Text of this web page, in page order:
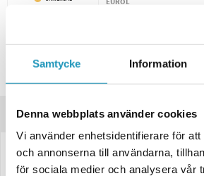
Samtycke Information
Denna webbplats använder cookies
Vi använder enhetsidentifierare för
och annonserna till användarna,
för sociala medier och analysera vår
279 kr (ink. moms)
20 + I LAGER
Produktinformation
Komplett ihopsatt axel för enkel installation.